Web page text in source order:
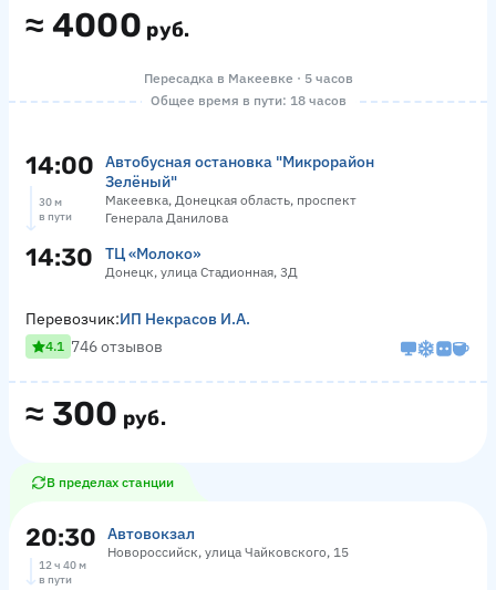
≈ 4000 руб.
Пересадка в Макеевке · 5 часов
Общее время в пути: 18 часов
14:00
Автобусная остановка "Микрорайон
Зелёный"
Макеевка, Донецкая область, проспект
Генерала Данилова
30 м
в пути
14:30 ТЦ «Молоко»
Донецк, улица Стадионная, 3Д
≈ 300 руб.
Перевозчик:ИП Некрасов И.А.
4.1 746 отзывов
В пределах станции
20:30 Автовокзал
Новороссийск, улица Чайковского, 15
12 ч 40 м
в пути